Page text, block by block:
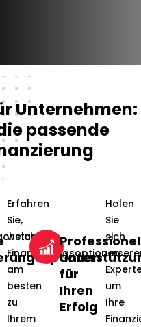
Unternehmen:
passende
Erfahren
Sie,
welche
Finanzierungsoptionen
am
besten
zu
Ihrem
für
Ihren
Erfolg
Holen
Sie
sich
um
Ihre